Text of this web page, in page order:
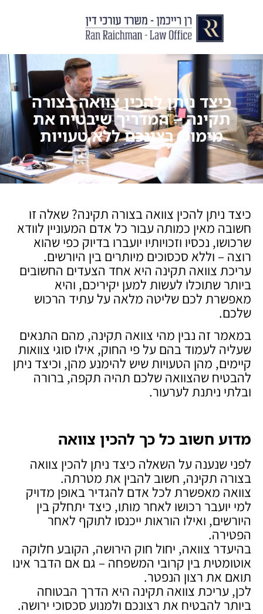
כיצד ניתן להכין צוואה בצורה
תקינה – המדריך שיבטיח את
מימוש רצונכם ללא טעויות
כיצד ניתן להכין צוואה בצורה תקינה? שאלה זו
חשובה מאין כמותה עבור כל אדם המעוניין לוודא
שרכושו, נכסיו וזכויותיו יועברו בדיוק כפי שהוא
רוצה – וללא סכסוכים מיותרים בין היורשים.
עריכת צוואה תקינה היא אחד הצעדים החשובים
ביותר שתוכלו לעשות למען יקיריכם, והיא
מאפשרת לכם שליטה מלאה על עתיד הרכוש
שלכם.
במאמר זה נבין מהי צוואה תקינה, מהם התנאים
שעליה לעמוד בהם על פי החוק, אילו סוגי צוואות
קיימים, מהן הטעויות שיש להימנע מהן, וכיצד ניתן
להבטיח שהצוואה שלכם תהיה תקפה, ברורה
ובלתי ניתנת לערעור.
מדוע חשוב כל כך להכין צוואה
לפני שנענה על השאלה כיצד ניתן להכין צוואה
בצורה תקינה, חשוב להבין את מטרתה.
צוואה מאפשרת לכל אדם להגדיר באופן מדויק
למי יועבר רכושו לאחר מותו, כיצד יתחלק בין
היורשים, ואילו הוראות ייכנסו לתוקף לאחר
הפטירה.
בהיעדר צוואה, יחול חוק הירושה, הקובע חלוקה
אוטומטית בין קרובי המשפחה – גם אם הדבר אינו
תואם את רצון הנפטר.
לכן, עריכת צוואה תקינה היא הדרך הבטוחה
ביותר להבטיח את רצונכם ולמנוע סכסוכי ירושה.